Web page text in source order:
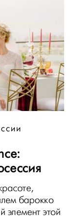
барокко
элемент этой